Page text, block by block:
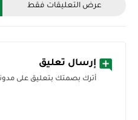
عرض التعليقات فقط
إرسال تعليق
أترك بصمتك بتعليق على مدونة